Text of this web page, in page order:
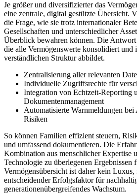
Je größer und diversifizierter das
eine zentrale, digital gestützte Übersicht.
die Frage, wie sie trotz internationaler
Gesellschaften und unterschiedlicher
Überblick bewahren können. Die
die alle Vermögenswerte konsolidiert und
verständlichen Struktur abbildet.
Zentralisierung aller relevanten
Individuelle Zugriffsrechte für
Integration von Echtzeit-Reporting
Dokumentenmanagement
Automatisierte Warnmeldungen
Risiken
So können Familien effizient steuern,
und umfassend dokumentieren. Die
Kombination aus menschlicher Expertise
Technologie zu überlegenen Ergebnissen
Vermögensübersicht ist daher kein Luxus,
entscheidender Erfolgsfaktor für
generationenübergreifendes Wachstum.